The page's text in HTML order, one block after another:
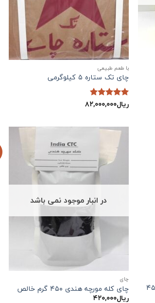
با طعم طبیعی
چای تک ستاره ۵ کیلوگرمی
نمره5 از
ریال۸۲,۰۰۰,۰۰۰
شکسته سیلان ۴۵۰
در انبار موجود نمی باشد
چاي
چای کله مورچه هندی ۴۵۰ گرم خالص
ریال۴۲۰,۰۰۰